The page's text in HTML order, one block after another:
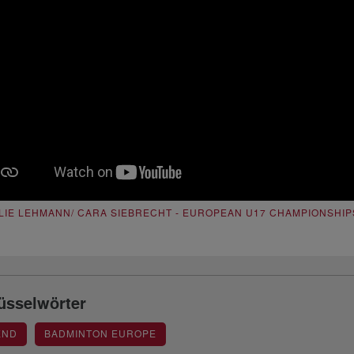
LEHMANN/ CARA SIEBRECHT - EUROPEAN U17
BADMINTON EUROPE